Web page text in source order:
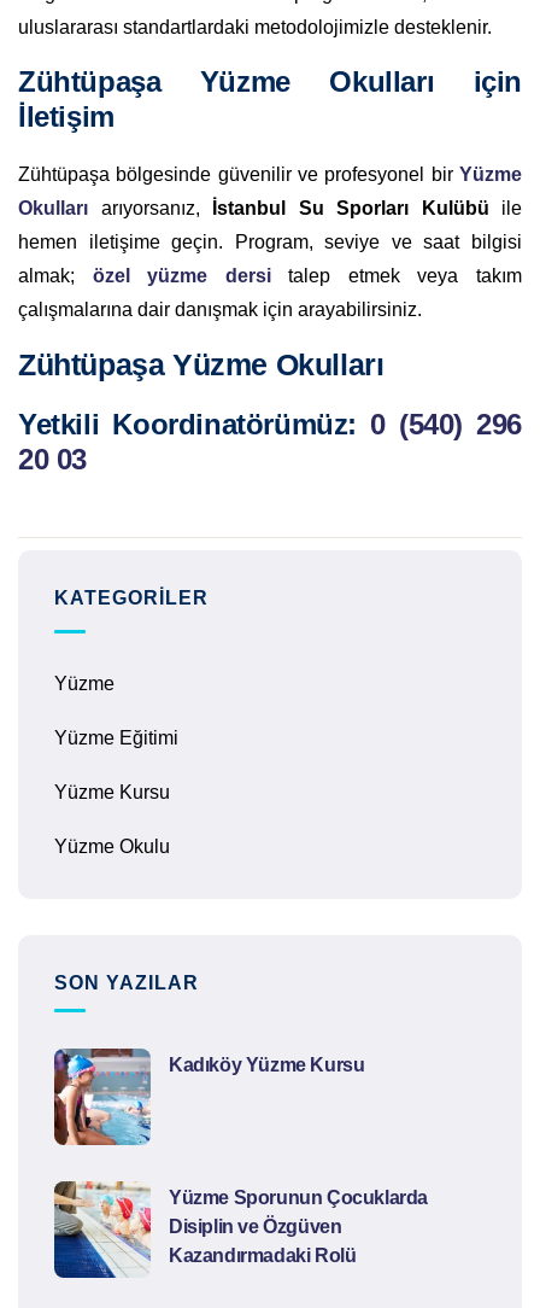
uluslararası standartlardaki metodolojimizle desteklenir.
Zühtüpaşa Yüzme Okulları için
İletişim
Zühtüpaşa bölgesinde güvenilir ve profesyonel bir Yüzme
Okulları arıyorsanız, İstanbul Su Sporları Kulübü ile
hemen iletişime geçin. Program, seviye ve saat bilgisi
almak; özel yüzme dersitalep etmek veya takım
çalışmalarına dair danışmak için arayabilirsiniz.
Zühtüpaşa Yüzme Okulları
Yetkili Koordinatörümüz: 0 (540) 296
20 03
KATEGORILER
Yüzme
Yüzme Eğitimi
Yüzme Kursu
Yüzme Okulu
SON YAZILAR
Kadıköy Yüzme Kursu
Yüzme Sporunun Çocuklarda
Disiplin ve Özgüven
Kazandırmadaki Rolü